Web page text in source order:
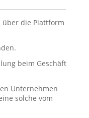
über die Plattform
beim Geschäft
Unternehmen
solche vom